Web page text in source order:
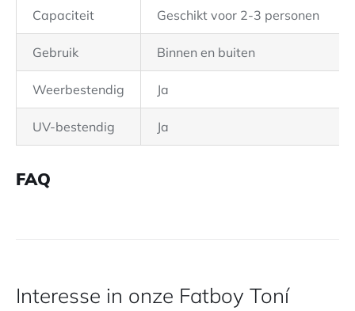
Capaciteit Geschikt voor 2-3 personen
Gebruik Binnen en buiten
Weerbestendig Ja
UV-bestendig Ja
FAQ
Interesse in onze Fatboy Toní